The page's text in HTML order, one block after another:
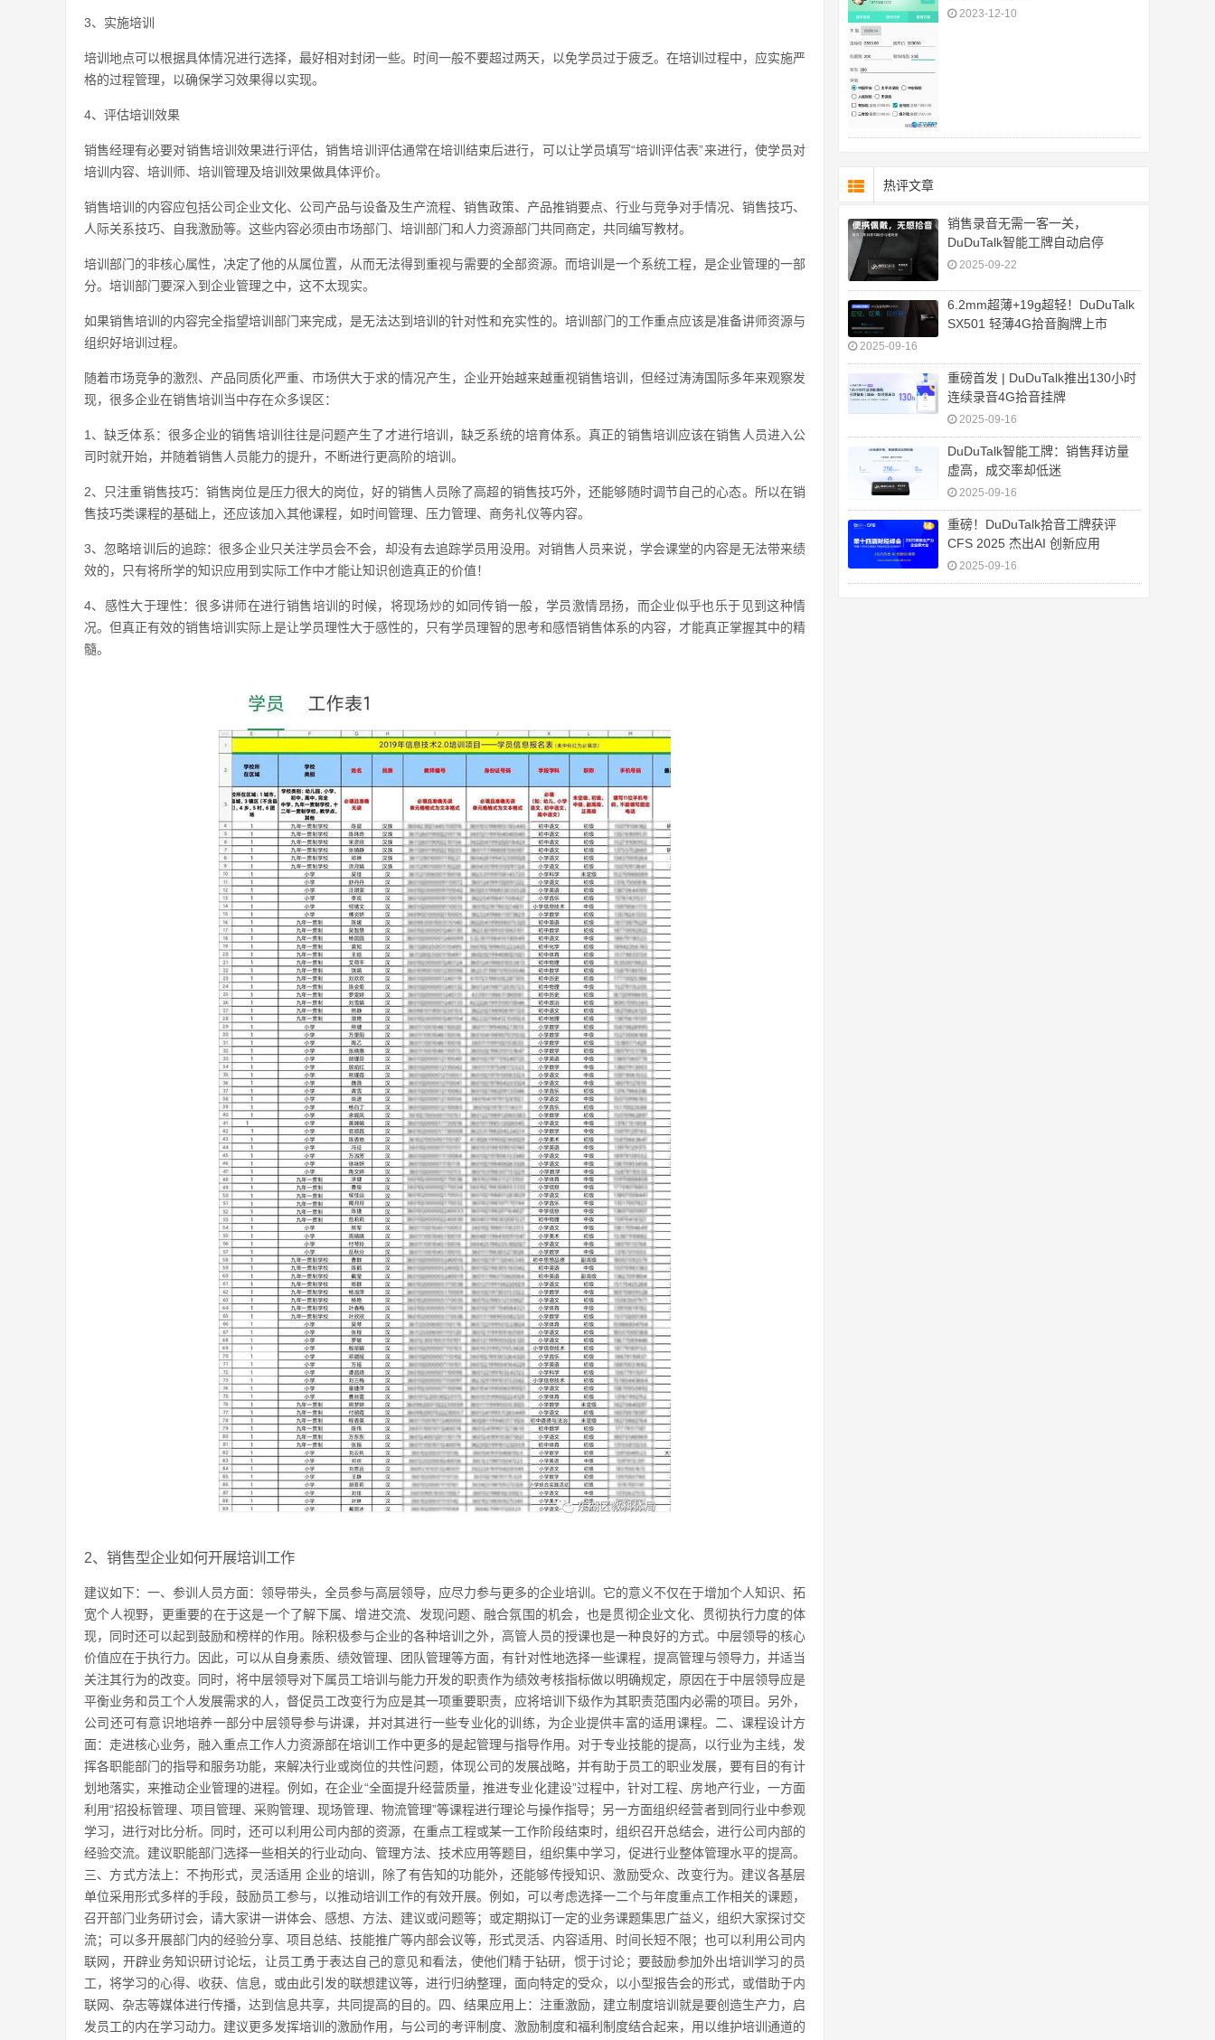
3、实施培训
培训地点可以根据具体情况进行选择，最好相对封闭一些。时间一般不要超过两天，以免学员过于疲乏。在培训过程中，应实施严
格的过程管理，以确保学习效果得以实现。
4、评估培训效果
销售经理有必要对销售培训效果进行评估，销售培训评估通常在培训结束后进行，可以让学员填写“培训评估表”来进行，使学员对
培训内容、培训师、培训管理及培训效果做具体评价。
销售培训的内容应包括公司企业文化、公司产品与设备及生产流程、销售政策、产品推销要点、行业与竞争对手情况、销售技巧、
人际关系技巧、自我激励等。这些内容必须由市场部门、培训部门和人力资源部门共同商定，共同编写教材。
培训部门的非核心属性，决定了他的从属位置，从而无法得到重视与需要的全部资源。而培训是一个系统工程，是企业管理的一部
分。培训部门要深入到企业管理之中，这不太现实。
如果销售培训的内容完全指望培训部门来完成，是无法达到培训的针对性和充实性的。培训部门的工作重点应该是准备讲师资源与
组织好培训过程。
随着市场竞争的激烈、产品同质化严重、市场供大于求的情况产生，企业开始越来越重视销售培训，但经过涛涛国际多年来观察发
现，很多企业在销售培训当中存在众多误区：
1、缺乏体系：很多企业的销售培训往往是问题产生了才进行培训，缺乏系统的培育体系。真正的销售培训应该在销售人员进入公
司时就开始，并随着销售人员能力的提升，不断进行更高阶的培训。
2、只注重销售技巧：销售岗位是压力很大的岗位，好的销售人员除了高超的销售技巧外，还能够随时调节自己的心态。所以在销
售技巧类课程的基础上，还应该加入其他课程，如时间管理、压力管理、商务礼仪等内容。
3、忽略培训后的追踪：很多企业只关注学员会不会，却没有去追踪学员用没用。对销售人员来说，学会课堂的内容是无法带来绩
效的，只有将所学的知识应用到实际工作中才能让知识创造真正的价值！
4、感性大于理性：很多讲师在进行销售培训的时候，将现场炒的如同传销一般，学员激情昂扬，而企业似乎也乐于见到这种情
况。但真正有效的销售培训实际上是让学员理性大于感性的，只有学员理智的思考和感悟销售体系的内容，才能真正掌握其中的精
髓。
2、销售型企业如何开展培训工作
建议如下：一、参训人员方面：领导带头，全员参与高层领导，应尽力参与更多的企业培训。它的意义不仅在于增加个人知识、拓
宽个人视野，更重要的在于这是一个了解下属、增进交流、发现问题、融合氛围的机会，也是贯彻企业文化、贯彻执行力度的体
现，同时还可以起到鼓励和榜样的作用。除积极参与企业的各种培训之外，高管人员的授课也是一种良好的方式。中层领导的核心
价值应在于执行力。因此，可以从自身素质、绩效管理、团队管理等方面，有针对性地选择一些课程，提高管理与领导力，并适当
关注其行为的改变。同时，将中层领导对下属员工培训与能力开发的职责作为绩效考核指标做以明确规定，原因在于中层领导应是
平衡业务和员工个人发展需求的人，督促员工改变行为应是其一项重要职责，应将培训下级作为其职责范围内必需的项目。另外，
公司还可有意识地培养一部分中层领导参与讲课，并对其进行一些专业化的训练，为企业提供丰富的适用课程。二、课程设计方
面：走进核心业务，融入重点工作人力资源部在培训工作中更多的是起管理与指导作用。对于专业技能的提高，以行业为主线，发
挥各职能部门的指导和服务功能，来解决行业或岗位的共性问题，体现公司的发展战略，并有助于员工的职业发展，要有目的有计
划地落实，来推动企业管理的进程。例如，在企业“全面提升经营质量，推进专业化建设”过程中，针对工程、房地产行业，一方面
利用“招投标管理、项目管理、采购管理、现场管理、物流管理”等课程进行理论与操作指导；另一方面组织经营者到同行业中参观
学习，进行对比分析。同时，还可以利用公司内部的资源，在重点工程或某一工作阶段结束时，组织召开总结会，进行公司内部的
经验交流。建议职能部门选择一些相关的行业动向、管理方法、技术应用等题目，组织集中学习，促进行业整体管理水平的提高。
三、方式方法上：不拘形式，灵活适用 企业的培训，除了有告知的功能外，还能够传授知识、激励受众、改变行为。建议各基层
单位采用形式多样的手段，鼓励员工参与，以推动培训工作的有效开展。例如，可以考虑选择一二个与年度重点工作相关的课题，
召开部门业务研讨会，请大家讲一讲体会、感想、方法、建议或问题等；或定期拟订一定的业务课题集思广益义，组织大家探讨交
流；可以多开展部门内的经验分享、项目总结、技能推广等内部会议等，形式灵活、内容适用、时间长短不限；也可以利用公司内
联网，开辟业务知识研讨论坛，让员工勇于表达自己的意见和看法，使他们精于钻研，惯于讨论；要鼓励参加外出培训学习的员
工，将学习的心得、收获、信息，或由此引发的联想建议等，进行归纳整理，面向特定的受众，以小型报告会的形式，或借助于内
联网、杂志等媒体进行传播，达到信息共享，共同提高的目的。四、结果应用上：注重激励，建立制度培训就是要创造生产力，启
发员工的内在学习动力。建议更多发挥培训的激励作用，与公司的考评制度、激励制度和福利制度结合起来，用以维护培训通道的
2023-12-10
热评文章
销售录音无需一客一关，
DuDuTalk智能工牌自动启停
2025-09-22
6.2mm超薄+19g超轻！DuDuTalk
SX501 轻薄4G拾音胸牌上市
2025-09-16
重磅首发 | DuDuTalk推出130小时
连续录音4G拾音挂牌
2025-09-16
DuDuTalk智能工牌：销售拜访量
虚高，成交率却低迷
2025-09-16
重磅！DuDuTalk拾音工牌获评
CFS 2025 杰出AI 创新应用
2025-09-16